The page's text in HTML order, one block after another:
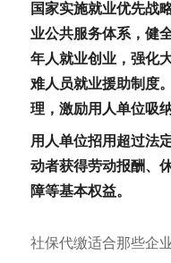
国家实施就业优先战
业公共服务体系，健
年人就业创业，强化
难人员就业援助制度
理，激励用人单位吸
用人单位招用超过法
动者获得劳动报酬、
障等基本权益。
社保代缴适合那些企